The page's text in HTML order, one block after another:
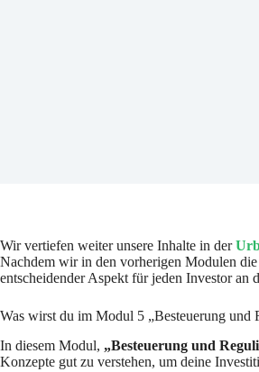
Wir vertiefen weiter unsere Inhalte in der
Nachdem wir in den vorherigen Modulen
entscheidender Aspekt für jeden Investor an
Was wirst du im Modul 5 „Besteuerung und
In diesem Modul, „Besteuerung und
Konzepte gut zu verstehen, um deine